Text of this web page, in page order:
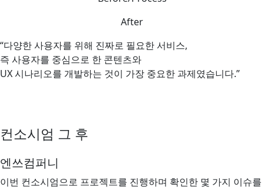
After
“다양한 사용자를 위해 진짜로 필요한 서비스,
즉 사용자를 중심으로 한 콘텐츠와
UX 시나리오를 개발하는 것이 가장 중요한 과제였습니다.”
컨소시엄 그 후
엔쓰컴퍼니
이번 컨소시엄으로 프로젝트를 진행하며 확인한 몇 가지 이슈를